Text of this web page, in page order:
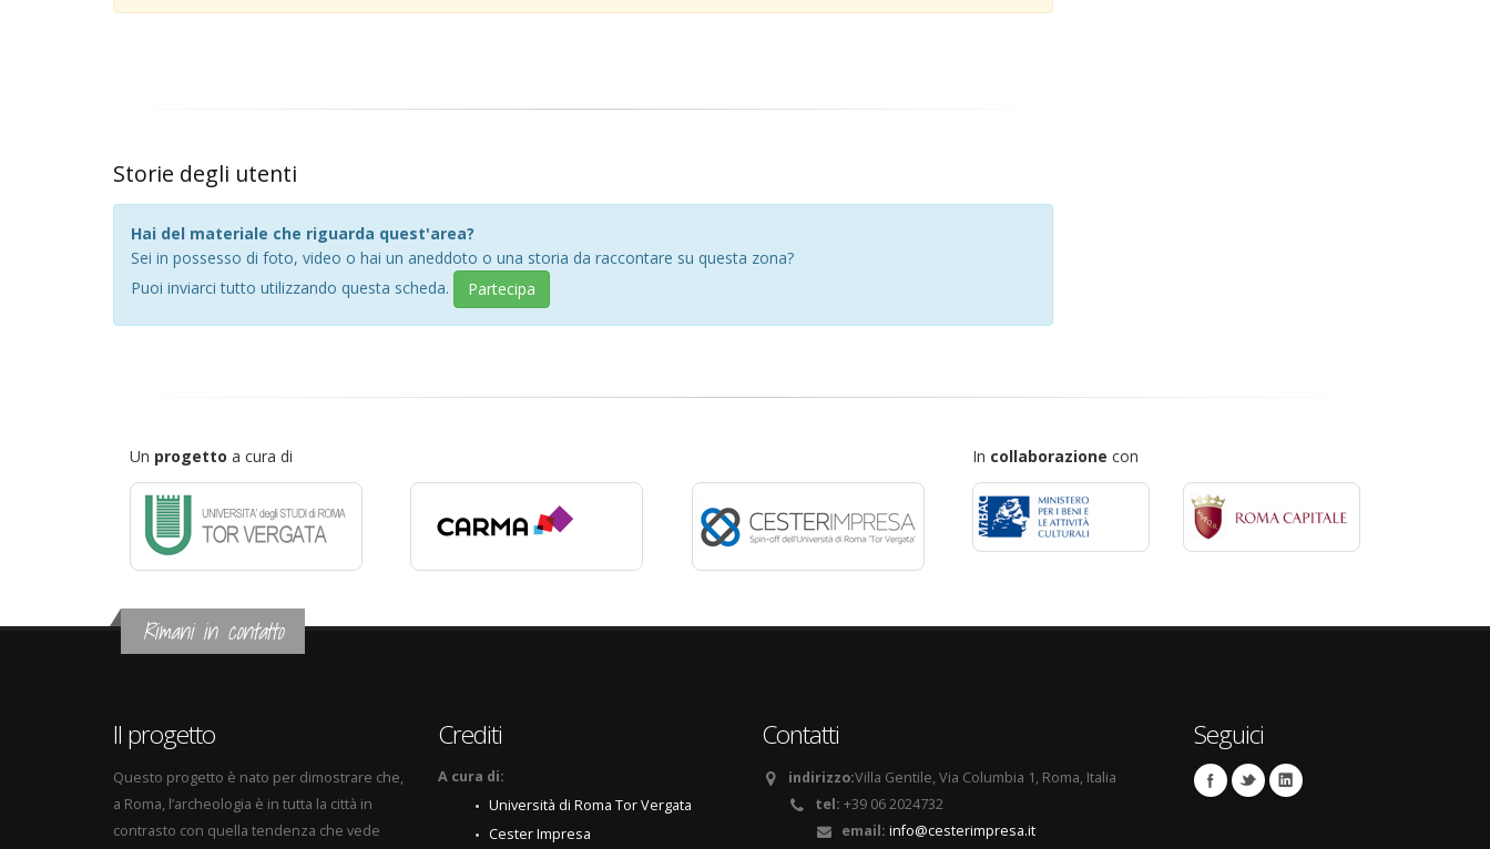
Storie degli utenti
Hai del materiale che riguarda quest'area?
Sei in possesso di foto, video o hai un aneddoto o una storia da raccontare su questa zona?
Puoi inviarci tutto utilizzando questa scheda.
Partecipa
Un progetto a cura di In collaborazione con
Rimani in contatto
Il progetto
Questo progetto è nato per dimostrare che,
a Roma, l’archeologia è in tutta la città in
contrasto con quella tendenza che vede
Crediti
A cura di:
Università di Roma Tor Vergata
Cester Impresa
Contatti
indirizzo:Villa Gentile, Via Columbia 1, Roma, Italia
tel: +39 06 2024732
email: info@cesterimpresa.it
Seguici